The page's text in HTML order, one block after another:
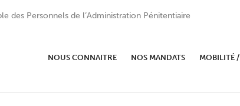
des Personnels de l’Administration Pénitentiaire
NOUS CONNAITRE NOS MANDATS MOBILITÉ